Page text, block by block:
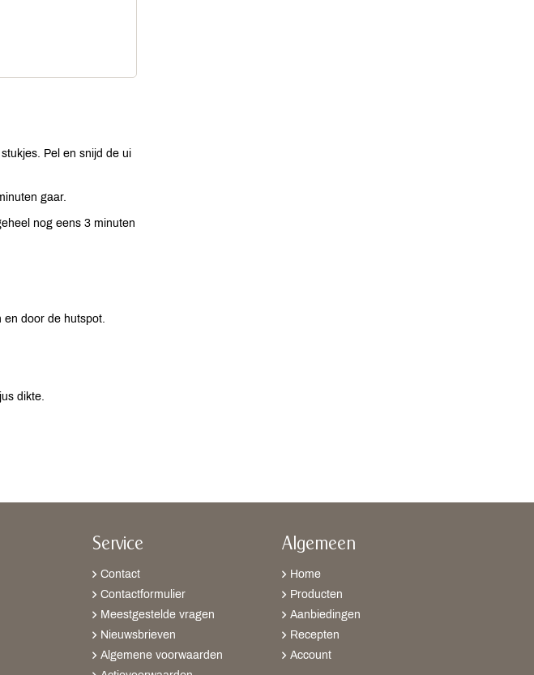
Pel en snijd de ui
gaar.
nog eens 3 minuten
en door de hutspot.
dikte.
Service
Contact
Contactformulier
Meestgestelde vragen
Nieuwsbrieven
Algemene voorwaarden
Algemeen
Home
Producten
Aanbiedingen
Recepten
Account